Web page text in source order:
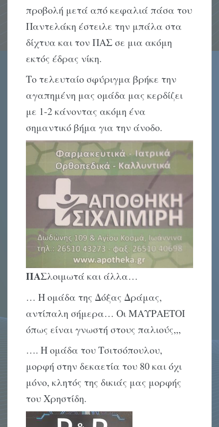
προβολή μετά από κεφαλιά πάσα του
Παντελάκη έστειλε την μπάλα στα
δίχτυα και τον ΠΑΣ σε μια ακόμη
εκτός έδρας νίκη.
Το τελευταίο σφύριγμα βρήκε την
αγαπημένη μας ομάδα μας κερδίζει
με 1-2 κάνοντας ακόμη ένα
σημαντικό βήμα για την άνοδο.
ΠΑΣλοιμωτά και άλλα…
… Η ομάδα της Δόξας Δράμας,
αντίπαλη σήμερα… Οι ΜΑΥΡΑΕΤΟΙ
όπως είναι γνωστή στους παλιούς,,,
…. Η ομάδα του Τσιτσόπουλου,
μορφή στην δεκαετία του 80 και όχι
μόνο, κλητός της δικιάς μας μορφής
του Χρηστίδη.